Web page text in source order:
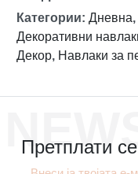
Категории: Дневна,
Декоративни
Декор, Навлаки за
Претплати